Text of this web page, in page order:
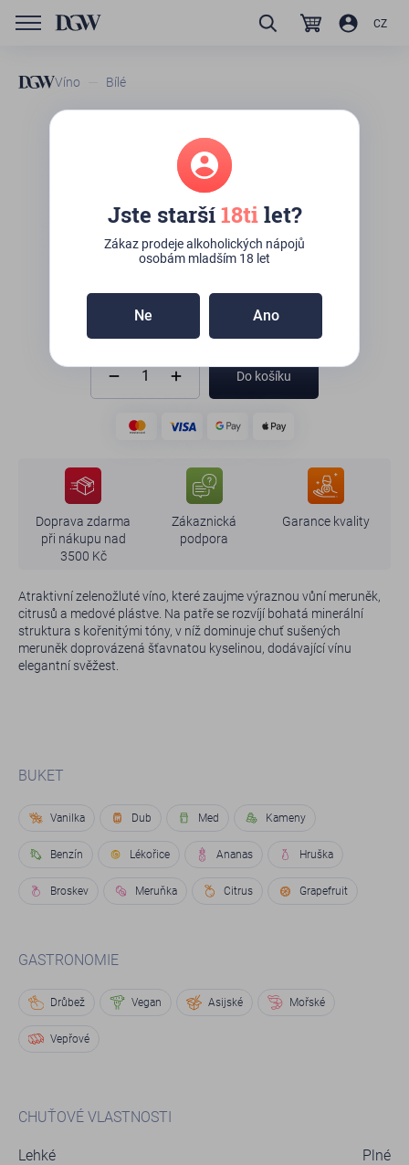
CZ
Víno Bílé
Gotberg Ryzlink rýnský,
pozdní sběr
K osobnímu odběru:>10ks(Kateřinská 492/10,
Do košíku
Doprava zdarma
při nákupu nad
3500 Kč
Zákaznická
podpora
Garance kvality
Atraktivní zelenožluté víno, které zaujme výraznou vůní meruněk,
citrusů a medové plástve. Na patře se rozvíjí bohatá minerální
struktura s kořenitými tóny, v níž dominuje chuť sušených
meruněk doprovázená šťavnatou kyselinou, dodávající vínu
elegantní svěžest.
BUKET
Vanilka Dub Med Kameny
Benzín Lékořice Ananas Hruška
Broskev Meruňka Citrus Grapefruit
GASTRONOMIE
Drůbež Vegan Asijské Mořské
Vepřové
CHUŤOVÉ VLASTNOSTI
Lehké Plné
Jste starší18tilet?
Zákaz prodeje alkoholických nápojů
osobám mladším 18 let
Ne Ano